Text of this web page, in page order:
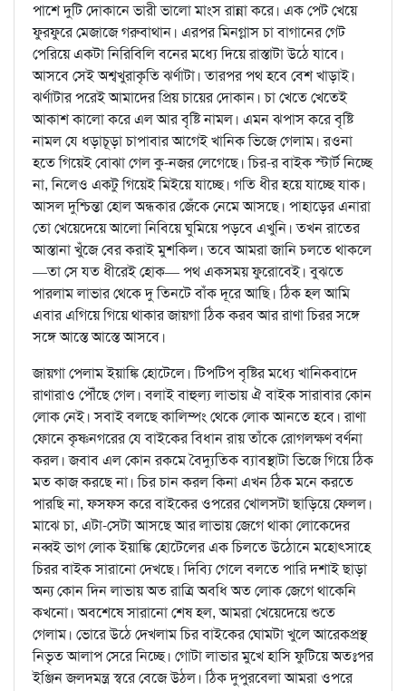
পাশে দুটি দোকানে ভারী ভালো মাংস রান্না করে। এক পেট খেয়ে
ফুরফুরে মেজাজে গরুবাথান। এরপর মিনগ্লাস চা বাগানের গেট
পেরিয়ে একটা নিরিবিলি বনের মধ্যে দিয়ে রাস্তাটা উঠে যাবে।
আসবে সেই অশ্বখুরাকৃতি ঝর্ণাটা। তারপর পথ হবে বেশ খাড়াই।
ঝর্ণাটার পরেই আমাদের প্রিয় চায়ের দোকান। চা খেতে খেতেই
আকাশ কালো করে এল আর বৃষ্টি নামল। এমন ঝপাস করে বৃষ্টি
নামল যে ধড়াচূড়া চাপাবার আগেই খানিক ভিজে গেলাম। রওনা
হতে গিয়েই বোঝা গেল কু-নজর লেগেছে। চির-র বাইক স্টার্ট নিচ্ছে
না, নিলেও একটু গিয়েই মিইয়ে যাচ্ছে। গতি ধীর হয়ে যাচ্ছে যাক।
আসল দুশ্চিন্তা হোল অন্ধকার জেঁকে নেমে আসছে। পাহাড়ের এনারা
তো খেয়েদেয়ে আলো নিবিয়ে ঘুমিয়ে পড়বে এখুনি। তখন রাতের
আস্তানা খুঁজে বের করাই মুশকিল। তবে আমরা জানি চলতে থাকলে
—তা সে যত ধীরেই হোক— পথ একসময় ফুরোবেই। বুঝতে
পারলাম লাভার থেকে দু তিনটে বাঁক দূরে আছি। ঠিক হল আমি
এবার এগিয়ে গিয়ে থাকার জায়গা ঠিক করব আর রাণা চিরর সঙ্গে
সঙ্গে আস্তে আস্তে আসবে।
জায়গা পেলাম ইয়াঙ্কি হোটেলে। টিপটিপ বৃষ্টির মধ্যে খানিকবাদে
রাণারাও পৌঁছে গেল। বলাই বাহুল্য লাভায় ঐ বাইক সারাবার কোন
লোক নেই। সবাই বলছে কালিম্পং থেকে লোক আনতে হবে। রাণা
ফোনে কৃষ্ণনগরের যে বাইকের বিধান রায় তাঁকে রোগলক্ষণ বর্ণনা
করল। জবাব এল কোন রকমে বৈদ্যুতিক ব্যাবস্থাটা ভিজে গিয়ে ঠিক
মত কাজ করছে না। চির চান করল কিনা এখন ঠিক মনে করতে
পারছি না, ফসফস করে বাইকের ওপরের খোলসটা ছাড়িয়ে ফেলল।
মাঝে চা, এটা-সেটা আসছে আর লাভায় জেগে থাকা লোকেদের
নব্বই ভাগ লোক ইয়াঙ্কি হোটেলের এক চিলতে উঠোনে মহোৎসাহে
চিরর বাইক সারানো দেখছে। দিব্যি গেলে বলতে পারি দশাই ছাড়া
অন্য কোন দিন লাভায় অত রাত্রি অবধি অত লোক জেগে থাকেনি
কখনো। অবশেষে সারানো শেষ হল, আমরা খেয়েদেয়ে শুতে
গেলাম। ভোরে উঠে দেখলাম চির বাইকের ঘোমটা খুলে আরেকপ্রস্থ
নিভৃত আলাপ সেরে নিচ্ছে। গোটা লাভার মুখে হাসি ফুটিয়ে অতঃপর
ইঞ্জিন জলদমন্ত্র স্বরে বেজে উঠল। ঠিক দুপুরবেলা আমরা ওপরে